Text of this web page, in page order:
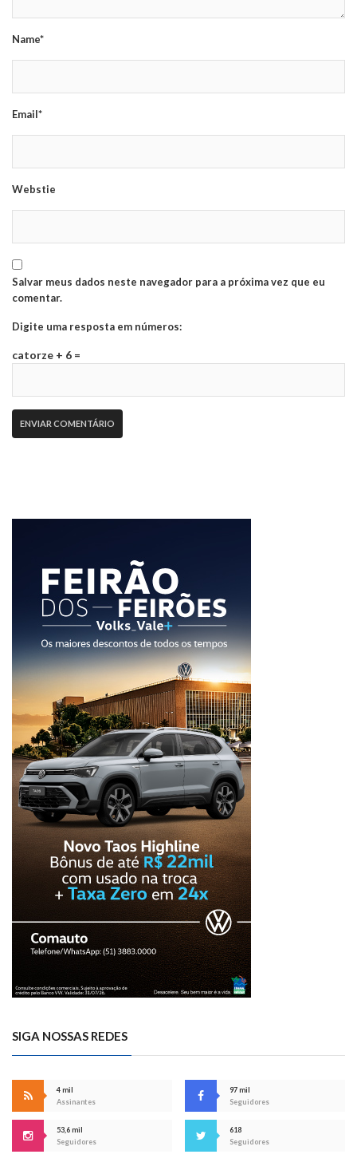
Name*
Email*
Webstie
Salvar meus dados neste navegador para a próxima vez que eu
comentar.
Digite uma resposta em números:
catorze + 6 =
SIGA NOSSAS REDES
4 mil
Assinantes
97 mil
Seguidores
53,6 mil
Seguidores
618
Seguidores